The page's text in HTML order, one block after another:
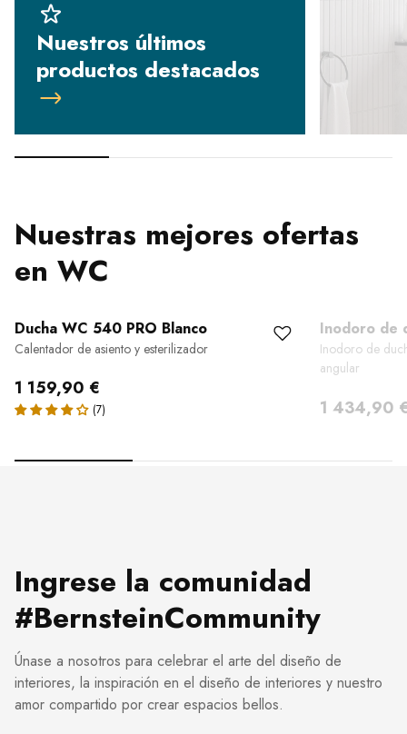
Nuestros últimos
productos destacados
Nuestras mejores ofertas
en WC
Ducha WC 540 PRO Blanco
Calentador de asiento y esterilizador
1 159,90 €
Inodoro de
Inodoro de
angular
1 434,90
Ingrese la comunidad
#BernsteinCommunity
Únase a nosotros para celebrar el arte del diseño de
interiores, la inspiración en el diseño de interiores y nuestro
amor compartido por crear espacios bellos.